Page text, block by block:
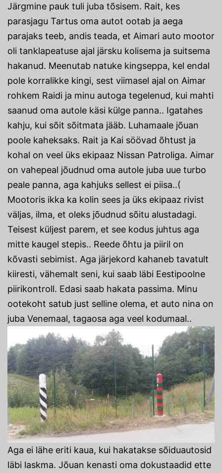
Järgmine pauk tuli juba tõsisem. Rait, kes
parasjagu Tartus oma autot ootab ja aega
parajaks teeb, andis teada, et Aimari auto mootor
oli tanklapeatuse ajal järsku kolisema ja suitsema
hakanud. Meenutab natuke kingseppa, kel endal
pole korralikke kingi, sest viimasel ajal on Aimar
rohkem Raidi ja minu autoga tegelenud, kui mahti
saanud oma autole käsi külge panna.. Igatahes
kahju, kui sõit sõitmata jääb. Luhamaale jõuan
poole kaheksaks. Rait ja Kai söövad õhtust ja
kohal on veel üks ekipaaz Nissan Patroliga. Aimar
on vahepeal jõudnud oma autole juba uue turbo
peale panna, aga kahjuks sellest ei piisa..(
Mootoris ikka ka kolin sees ja üks ekipaaz rivist
väljas, ilma, et oleks jõudnud sõitu alustadagi.
Teisest küljest parem, et see kodus juhtus aga
mitte kaugel stepis.. Reede õhtu ja piiril on
kõvasti sebimist. Aga järjekord kahaneb tavatult
kiiresti, vähemalt seni, kui saab läbi Eestipoolne
piirikontroll. Edasi saab hakata passima. Minu
ootekoht satub just selline olema, et auto nina on
juba Venemaal, tagaosa aga veel kodumaal..
Aga ei lähe eriti kaua, kui hakatakse sõiduautosid
läbi laskma. Jõuan kenasti oma dokustaadid ette